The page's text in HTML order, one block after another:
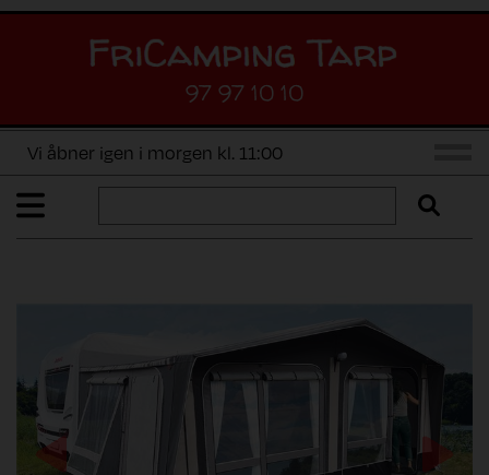
97 97 10 10
Vi åbner igen i morgen kl. 11:00
Previous Next